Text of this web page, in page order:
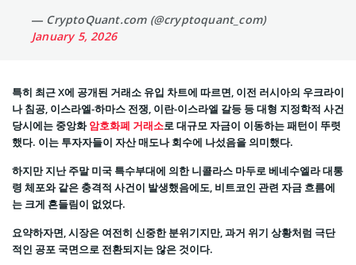
— CryptoQuant.com (@cryptoquant_com)
January 5, 2026
특히 최근 X에 공개된 거래소 유입 차트에 따르면, 이전 러시아의 우크라이
나 침공, 이스라엘-하마스 전쟁, 이란-이스라엘 갈등 등 대형 지정학적 사건
당시에는 중앙화암호화폐 거래소로 대규모 자금이 이동하는 패턴이 뚜렷
했다. 이는 투자자들이 자산 매도나 회수에 나섰음을 의미했다.
하지만 지난 주말 미국 특수부대에 의한 니콜라스 마두로 베네수엘라 대통
령 체포와 같은 충격적 사건이 발생했음에도, 비트코인 관련 자금 흐름에
는 크게 흔들림이 없었다.
요약하자면, 시장은 여전히 신중한 분위기지만, 과거 위기 상황처럼 극단
적인 공포 국면으로 전환되지는 않은 것이다.